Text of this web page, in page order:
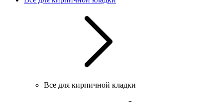
Все для кирпичной кладки